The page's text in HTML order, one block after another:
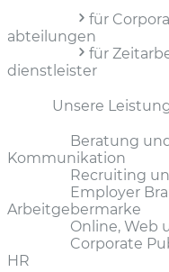
für
abteilungen
für
dienstleister
Unsere
Beratung
Kommunikation
Recruiting
Employer
Arbeitgebermarke
Online, Web
Corporate
HR